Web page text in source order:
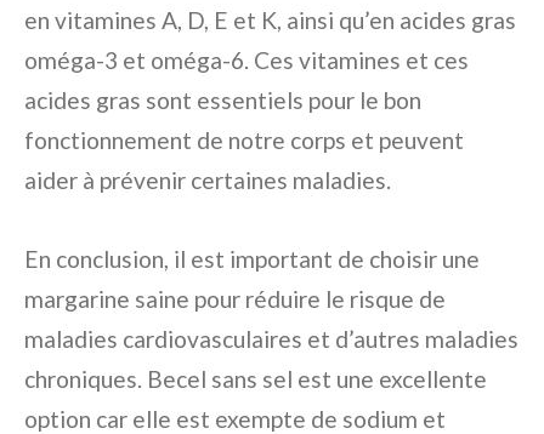
en vitamines A, D, E et K, ainsi qu’en acides gras
oméga-3 et oméga-6. Ces vitamines et ces
acides gras sont essentiels pour le bon
fonctionnement de notre corps et peuvent
aider à prévenir certaines maladies.
En conclusion, il est important de choisir une
margarine saine pour réduire le risque de
maladies cardiovasculaires et d’autres maladies
chroniques. Becel sans sel est une excellente
option car elle est exempte de sodium et